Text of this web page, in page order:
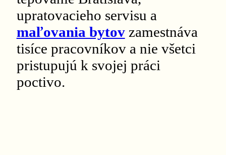
upratovacieho servisu a
maľovania bytovzamestnáva
tisíce pracovníkov a nie všetci
pristupujú k svojej práci
poctivo.